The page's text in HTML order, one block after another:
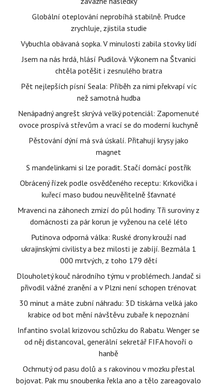
Globální oteplování neprobíhá stabilně. Prudce
zrychluje, zjistila studie
Vybuchla obávaná sopka. V minulosti zabila stovky lidí
Jsem na nás hrdá, hlásí Pudilová. Výkonem na Štvanici
chtěla potěšit i zesnulého bratra
Pět nejlepších písní Seala: Příběh za nimi překvapí víc
než samotná hudba
Nenápadný angrešt skrývá velký potenciál: Zapomenuté
ovoce prospívá střevům a vrací se do moderní kuchyně
Pěstování dýní má svá úskalí. Přitahují krysy jako
magnet
S mandelinkami si lze poradit. Stačí domácí postřik
Obrácený řízek podle osvědčeného receptu: Krkovička i
kuřecí maso budou neuvěřitelně šťavnaté
Mravenci na záhonech zmizí do půl hodiny. Tři suroviny z
domácnosti za pár korun je vyženou na celé léto
Putinova odporná válka: Ruské drony krouží nad
ukrajinskými civilisty a bez milosti je zabíjí. Bezmála 1
000 mrtvých, z toho 179 dětí
Dlouholetý kouč národního týmu v problémech. Jandač si
přivodil vážné zranění a v Plzni není schopen trénovat
30 minut a máte zubní náhradu: 3D tiskárna velká jako
krabice od bot mění návštěvu zubaře k nepoznání
Infantino svolal krizovou schůzku do Rabatu. Wenger se
od něj distancoval, generální sekretář FIFA hovoří o
hanbě
Ochrnutý od pasu dolů a s rakovinou v mozku přestal
bojovat. Pak mu snoubenka řekla ano a tělo zareagovalo